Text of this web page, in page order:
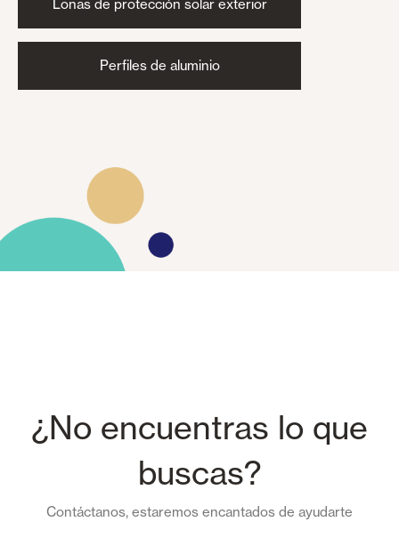
Lonas de protección solar exterior
Perfiles de aluminio
¿No encuentras lo que
buscas?
Contáctanos, estaremos encantados de ayudarte